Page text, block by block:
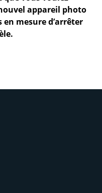
appareil photo
en mesure d’arrêter